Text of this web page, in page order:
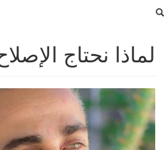
لماذا نحتاج